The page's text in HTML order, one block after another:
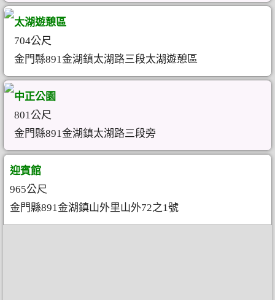
太湖遊憩區
704公尺
金門縣891金湖鎮太湖路三段太湖遊憩區
中正公園
801公尺
金門縣891金湖鎮太湖路三段旁
迎賓館
965公尺
金門縣891金湖鎮山外里山外72之1號